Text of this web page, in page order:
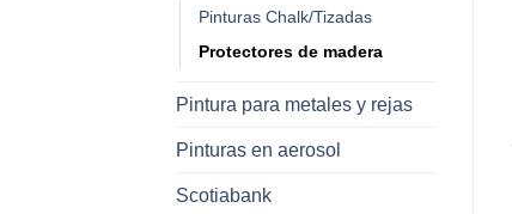
Pinturas Chalk/Tizadas
Protectores de madera
Pintura para metales y rejas
Pinturas en aerosol
Scotiabank